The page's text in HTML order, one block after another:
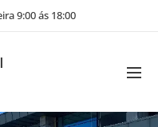
9:00 ás 18:00